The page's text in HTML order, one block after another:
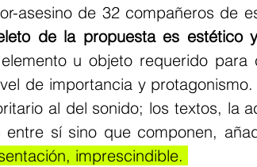
asesino de 32 compañeros de
de la propuesta es estético
u objeto requerido para
de importancia y
al del sonido; los textos, la
sí sino que componen,
imprescindible.